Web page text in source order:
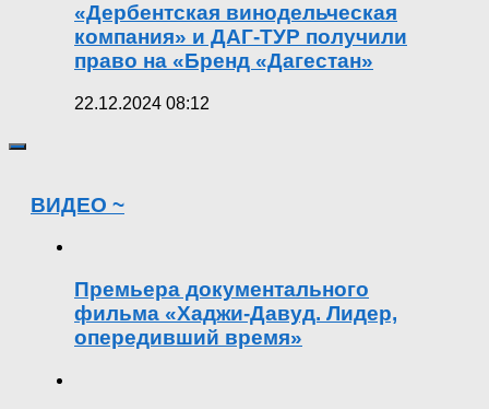
«Дербентская винодельческая
компания» и ДАГ-ТУР получили
право на «Бренд «Дагестан»
22.12.2024 08:12
ВИДЕО ~
Премьера документального
фильма «Хаджи-Давуд. Лидер,
опередивший время»